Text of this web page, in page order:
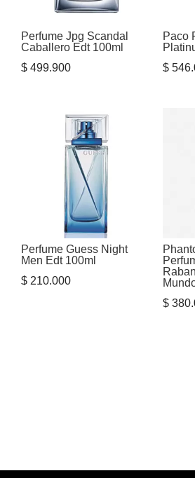
Perfume Jpg Scandal
Caballero Edt 100ml
$ 499.900
Paco
$
Perfume Guess Night
Men Edt 100ml
$ 210.000
$